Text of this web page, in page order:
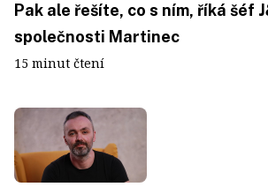
Pak ale řešíte, co s ním, říká šéf
společnosti Martinec
15 minut čtení